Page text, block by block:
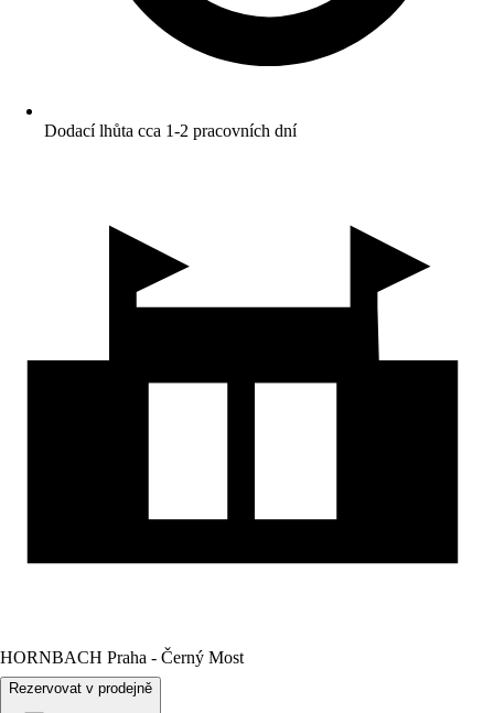
Dodací lhůta cca 1-2 pracovních dní
HORNBACH Praha - Černý Most
Rezervovat v prodejně